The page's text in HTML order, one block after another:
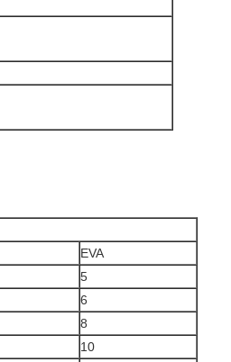
EVA
5
6
8
10